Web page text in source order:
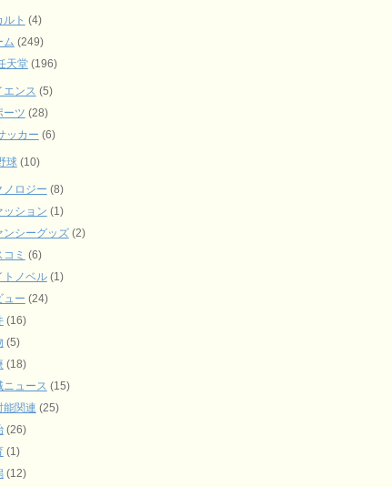
ルト (4)
ム (249)
天堂(196)
エンス (5)
ーツ (28)
ッカー (6)
球(10)
ノロジー (8)
ッション (1)
ンシーグッズ(2)
コミ (6)
トノベル(1)
ュー (24)
(16)
(5)
(18)
ニュース (15)
能関連 (25)
(26)
(1)
(12)